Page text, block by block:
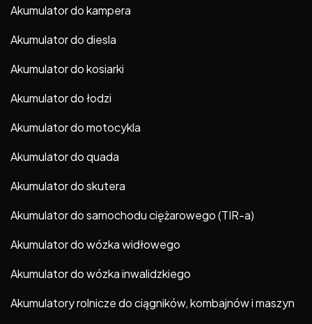
Akumulator do kampera
Akumulator do diesla
Akumulator do kosiarki
Akumulator do łodzi
Akumulator do motocykla
Akumulator do quada
Akumulator do skutera
Akumulator do samochodu ciężarowego (TIR-a)
Akumulator do wózka widłowego
Akumulator do wózka inwalidzkiego
Akumulatory rolnicze do ciągników, kombajnów i maszyn